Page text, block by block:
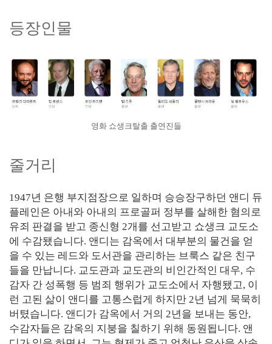
등장인물
영화 쇼생크탈출 출연진들
줄거리
1947년 은행 부지점장으로 일하며 승승장구하던 앤디 듀
플레인은 아내와 아내의 프로골퍼 정부를 살해한 혐의로
유죄 판결을 받고 종신형 2개를 선고받고 쇼생크 교도소
에 수감됐습니다. 앤디는 감옥에서 대부분의 물건을 얻
을 수 있는 레드와 도서관을 관리하는 브룩스 같은 친구
들을 만납니다. 교도관과 교도관의 비인간적인 대우, 수
감자 간 성폭행 등 범죄 행위가 교도소에서 자행됐고, 이
런 고된 삶이 앤디를 고통스럽게 하지만 2년 넘게 묵묵히
버텼습니다. 앤디가 감옥에서 거의 2년을 보내는 동안,
수감자들은 감옥의 지붕을 칠하기 위해 동원됩니다. 앤